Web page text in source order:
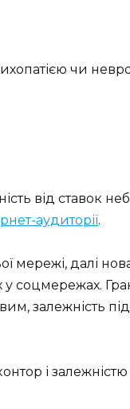
чи
від ставок
аудиторії.
мережі, далі
соцмережах.
залежність
і залежністю